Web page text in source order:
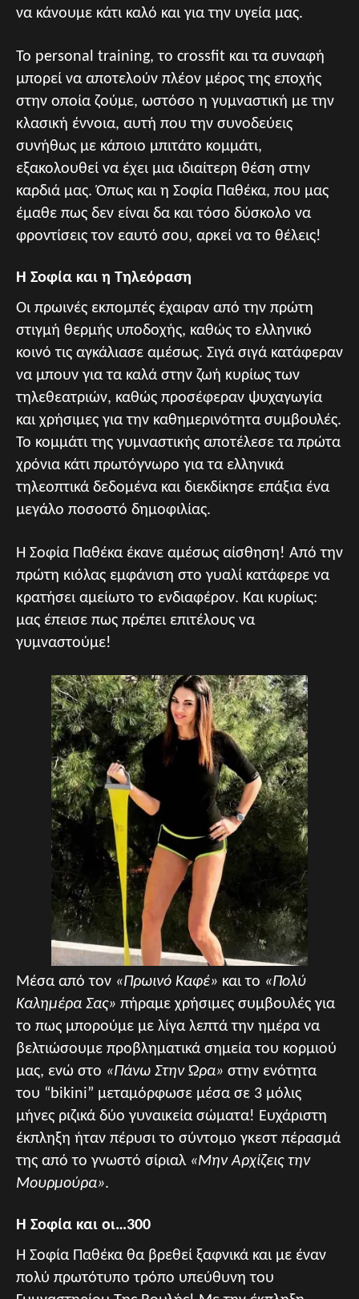
να κάνουμε κάτι καλό και για την υγεία μας.
Το personal training, το crossfit και τα συναφή
μπορεί να αποτελούν πλέον μέρος της εποχής
στην οποία ζούμε, ωστόσο η γυμναστική με την
κλασική έννοια, αυτή που την συνοδεύεις
συνήθως με κάποιο μπιτάτο κομμάτι,
εξακολουθεί να έχει μια ιδιαίτερη θέση στην
καρδιά μας. Όπως και η Σοφία Παθέκα, που μας
έμαθε πως δεν είναι δα και τόσο δύσκολο να
φροντίσεις τον εαυτό σου, αρκεί να το θέλεις!
Η Σοφία και η Τηλεόραση
Οι πρωινές εκπομπές έχαιραν από την πρώτη
στιγμή θερμής υποδοχής, καθώς το ελληνικό
κοινό τις αγκάλιασε αμέσως. Σιγά σιγά κατάφεραν
να μπουν για τα καλά στην ζωή κυρίως των
τηλεθεατριών, καθώς προσέφεραν ψυχαγωγία
και χρήσιμες για την καθημερινότητα συμβουλές.
Το κομμάτι της γυμναστικής αποτέλεσε τα πρώτα
χρόνια κάτι πρωτόγνωρο για τα ελληνικά
τηλεοπτικά δεδομένα και διεκδίκησε επάξια ένα
μεγάλο ποσοστό δημοφιλίας.
Η Σοφία Παθέκα έκανε αμέσως αίσθηση! Από την
πρώτη κιόλας εμφάνιση στο γυαλί κατάφερε να
κρατήσει αμείωτο το ενδιαφέρον. Και κυρίως:
μας έπεισε πως πρέπει επιτέλους να
γυμναστούμε!
Μέσα από τον «Πρωινό Καφέ» και το «Πολύ
Καλημέρα Σας» πήραμε χρήσιμες συμβουλές για
το πως μπορούμε με λίγα λεπτά την ημέρα να
βελτιώσουμε προβληματικά σημεία του κορμιού
μας, ενώ στο «Πάνω Στην Ώρα» στην ενότητα
του “bikini” μεταμόρφωσε μέσα σε 3 μόλις
μήνες ριζικά δύο γυναικεία σώματα! Eυχάριστη
έκπληξη ήταν πέρυσι το σύντομο γκεστ πέρασμά
της από το γνωστό σίριαλ «Μην Αρχίζεις την
Μουρμούρα».
Η Σοφία και οι…300
Η Σοφία Παθέκα θα βρεθεί ξαφνικά και με έναν
πολύ πρωτότυπο τρόπο υπεύθυνη του